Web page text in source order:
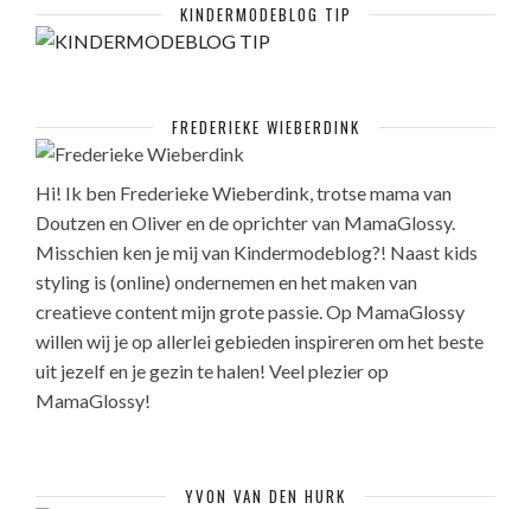
KINDERMODEBLOG TIP
FREDERIEKE WIEBERDINK
Hi! Ik ben Frederieke Wieberdink, trotse mama van
Doutzen en Oliver en de oprichter van MamaGlossy.
Misschien ken je mij van Kindermodeblog?! Naast kids
styling is (online) ondernemen en het maken van
creatieve content mijn grote passie. Op MamaGlossy
willen wij je op allerlei gebieden inspireren om het beste
uit jezelf en je gezin te halen! Veel plezier op
MamaGlossy!
YVON VAN DEN HURK